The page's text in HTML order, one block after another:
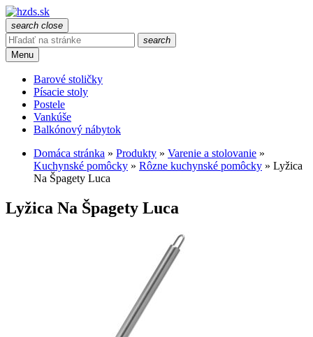
search close
search
Menu
Barové stoličky
Písacie stoly
Postele
Vankúše
Balkónový nábytok
Domáca stránka » Produkty » Varenie a stolovanie »
Kuchynské pomôcky » Rôzne kuchynské pomôcky » Lyžica
Na Špagety Luca
Lyžica Na Špagety Luca